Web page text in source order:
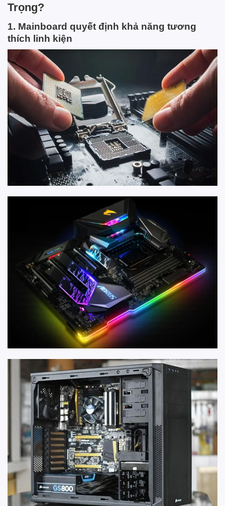
Trọng?
1. Mainboard quyết định khả năng tương
thích linh kiện